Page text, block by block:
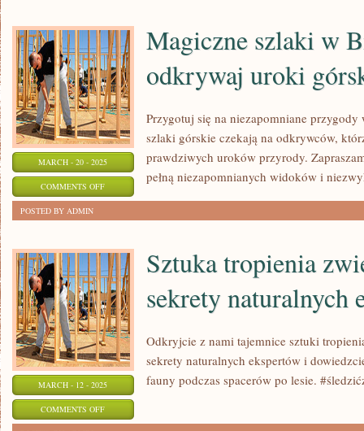
MARCH - 20 - 2025
COMMENTS OFFON
W
BIESZCZADACH:
ODKRYWAJ
UROKI
GÓRSKICH
WĘDRÓWEK!
Magiczne szlaki w
odkrywaj uroki
Przygotuj się na niezapomniane
szlaki górskie czekają na odkrywców,
prawdziwych uroków przyrody.
pełną niezapomnianych widoków i
POSTED BY ADMIN
MARCH - 12 - 2025
COMMENTS OFFON
Sztuka tropienia
sekrety naturalnych
Odkryjcie z nami tajemnice sztuki
sekrety naturalnych ekspertów i
fauny podczas spacerów po lesie.